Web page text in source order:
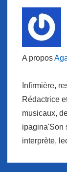
A propos
Infirmière,
Rédactrice
musicaux,
ipagina'Son
interprète,